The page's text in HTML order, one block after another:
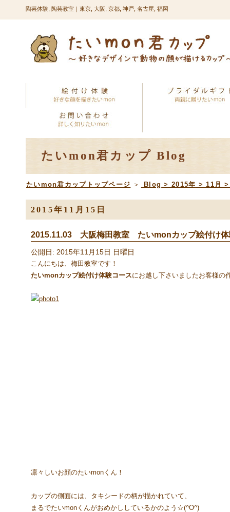
陶芸体験, 陶芸教室｜東京, 大阪, 京都, 神戸, 名古屋, 福岡
たいmon君カップ Blog
たいmon君カップトップページ ＞ Blog >2015年 >11月
2015年11月15日
2015.11.03 大阪梅田教室 たいmonカップ絵付け体
公開日: 2015年11月15日 日曜日
こんにちは、梅田教室です！
たいmonカップ絵付け体験コースにお越し下さいましたお客様の
凛々しいお顔のたいmonくん！
カップの側面には、タキシードの柄が描かれていて、
まるでたいmonくんがおめかししているかのよう☆(^O^)